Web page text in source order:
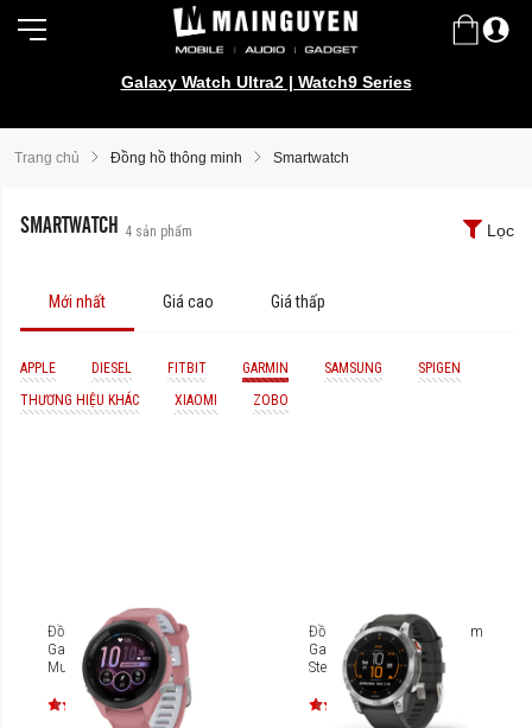
Galaxy Watch Ultra2 | Watch9 Series
Trang chủ Đồng hồ thông minh Smartwatch
SMARTWATCH 4 sản phẩm Lọc
Mới nhất Giá cao Giá thấp
APPLE DIESEL FITBIT GARMIN SAMSUNG
SPIGEN
THƯƠNG HIỆU KHÁC
XIAOMI ZOBO
Đồng hồ thông minh
Garmin Forerunner 265S
Music
Đồng hồ thông minh 47mm
Garmin Epix (Gen 2) Slate
Steel [010-02582-07]